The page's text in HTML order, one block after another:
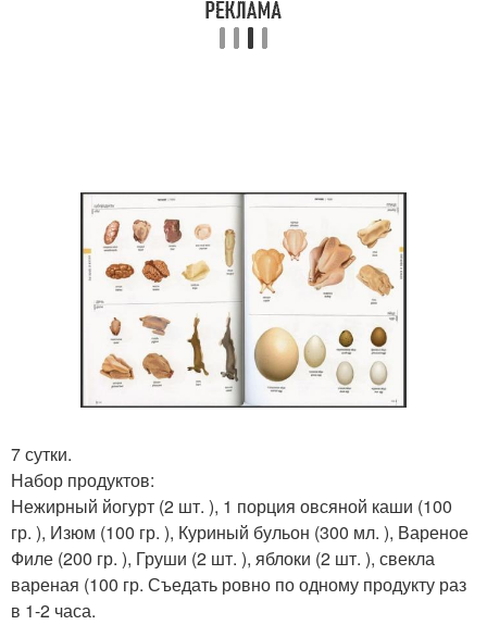
7 сутки.
Набор продуктов:
Нежирный йогурт (2 шт. ), 1 порция овсяной каши (100
гр. ), Изюм (100 гр. ), Куриный бульон (300 мл. ), Вареное
Филе (200 гр. ), Груши (2 шт. ), яблоки (2 шт. ), свекла
вареная (100 гр. Съедать ровно по одному продукту раз
в 1-2 часа.